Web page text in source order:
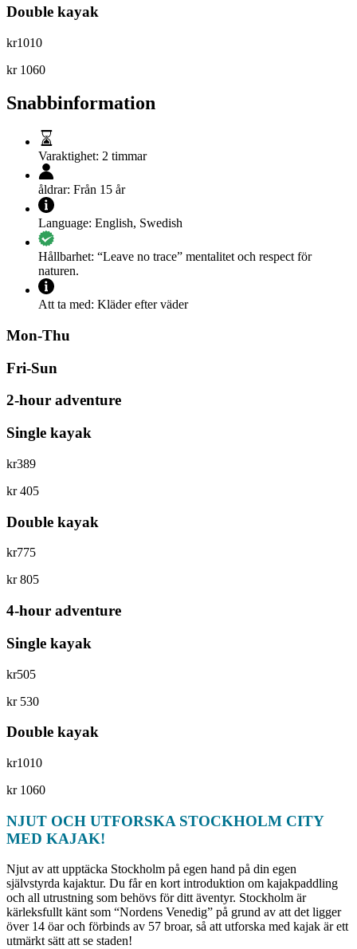
Double kayak
kr1010
kr 1060
Snabbinformation
Varaktighet: 2 timmar
åldrar: Från 15 år
Language: English, Swedish
Hållbarhet: “Leave no trace” mentalitet och respect för
naturen.
Att ta med: Kläder efter väder
Mon-Thu
Fri-Sun
2-hour adventure
Single kayak
kr389
kr 405
Double kayak
kr775
kr 805
4-hour adventure
Single kayak
kr505
kr 530
Double kayak
kr1010
kr 1060
NJUT OCH UTFORSKA STOCKHOLM CITY
MED KAJAK!
Njut av att upptäcka Stockholm på egen hand på din egen
självstyrda kajaktur. Du får en kort introduktion om kajakpaddling
och all utrustning som behövs för ditt äventyr. Stockholm är
kärleksfullt känt som “Nordens Venedig” på grund av att det ligger
över 14 öar och förbinds av 57 broar, så att utforska med kajak är ett
utmärkt sätt att se staden!